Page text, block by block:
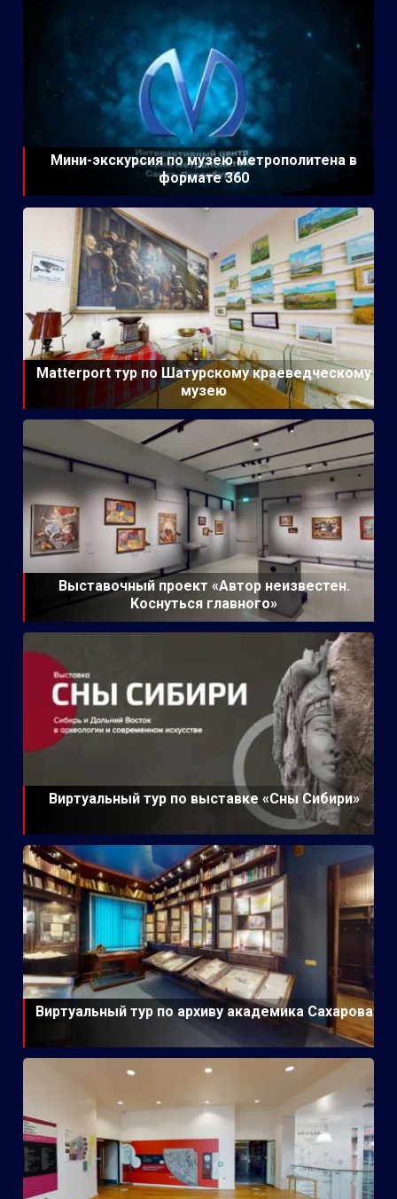
Мини-экскурсия по музею метрополитена в
формате 360
Matterport тур по Шатурскому краеведческому
музею
Выставочный проект «Автор неизвестен.
Коснуться главного»
Виртуальный тур по выставке «Сны Сибири»
Виртуальный тур по архиву академика Сахарова